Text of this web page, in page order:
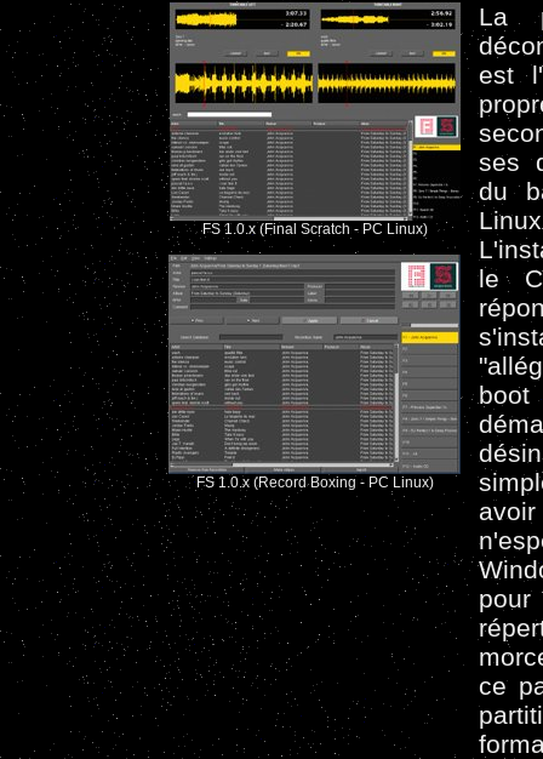
FS 1.0.x (Final Scratch - PC Linux)
FS 1.0.x (Record Boxing - PC Linux)
La
est
ses
du
le
boot
ce